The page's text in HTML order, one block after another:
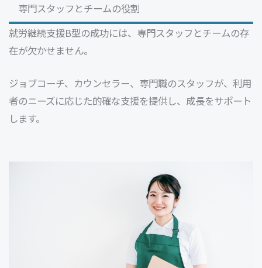
専門スタッフとチームの役割
就労継続支援B型の成功には、専門スタッフとチームの存
在が欠かせません。
ジョブコーチ、カウンセラー、専門職のスタッフが、利用
者のニーズに応じた的確な支援を提供し、成長をサポート
します。